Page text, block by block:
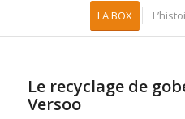
LA BOX
Le recyclage de
Versoo